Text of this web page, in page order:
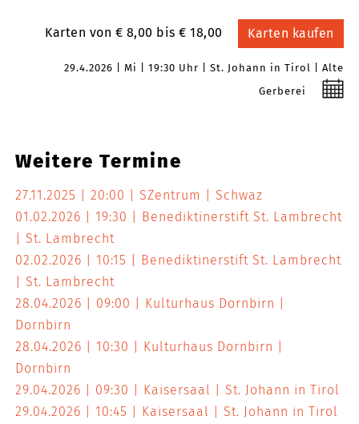
Karten von € 8,00 bis € 18,00 Karten kaufen
29.4.2026 Mi 19:30 Uhr St. Johann in Tirol
Alte
Gerberei
Weitere Termine
27.11.2025 20:00 SZentrum
Schwaz
01.02.2026
19:30
Benediktinerstift St. Lambrecht
St. Lambrecht
02.02.2026
10:15
Benediktinerstift St. Lambrecht
St. Lambrecht
28.04.2026
09:00
Kulturhaus Dornbirn
Dornbirn
28.04.2026
10:30
Kulturhaus Dornbirn
Dornbirn
29.04.2026
09:30 Kaisersaal
St. Johann in Tirol
29.04.2026
10:45 Kaisersaal
St. Johann in Tirol